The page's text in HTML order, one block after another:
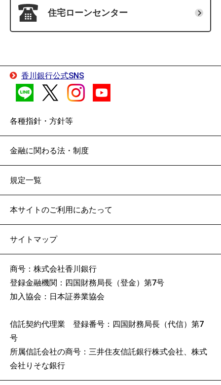
住宅ローンセンター
香川銀行公式SNS
各種指針・方針等
金融に関わる法・制度
規定一覧
本サイトのご利用にあたって
サイトマップ
商号：株式会社香川銀行
登録金融機関：四国財務局長（登金）第7号
加入協会：日本証券業協会
信託契約代理業 登録番号：四国財務局長（代信）第7
号
所属信託会社の商号：三井住友信託銀行株式会社、株式
会社りそな銀行